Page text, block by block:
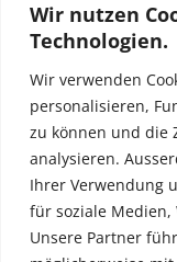
Wir nutzen
Technologien.
Wir verwenden
personalisieren,
zu können und die
analysieren.
Ihrer Verwendung
für soziale
Unsere Partner
Lehrgerüstbau/
Siegel &
Zertifiziert nach
ISO 9001